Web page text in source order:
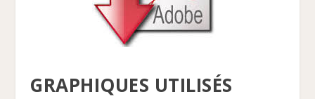
GRAPHIQUES UTILISÉS